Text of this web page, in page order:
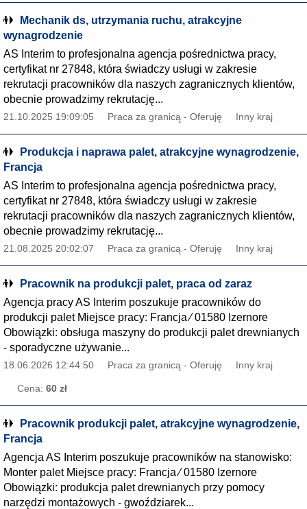
Mechanik ds, utrzymania ruchu, atrakcyjne
wynagrodzenie
AS Interim to profesjonalna agencja pośrednictwa pracy,
certyfikat nr 27848, która świadczy usługi w zakresie
rekrutacji pracowników dla naszych zagranicznych klientów,
obecnie prowadzimy rekrutację...
21.10.2025 19:09:05 Praca za granicą - Oferuję Inny kraj
Produkcja i naprawa palet, atrakcyjne wynagrodzenie,
Francja
AS Interim to profesjonalna agencja pośrednictwa pracy,
certyfikat nr 27848, która świadczy usługi w zakresie
rekrutacji pracowników dla naszych zagranicznych klientów,
obecnie prowadzimy rekrutację...
21.08.2025 20:02:07 Praca za granicą - Oferuję Inny kraj
Pracownik na produkcji palet, praca od zaraz
Agencja pracy AS Interim poszukuje pracowników do
produkcji palet Miejsce pracy: Francja ∕ 01580 Izernore
Obowiązki: obsługa maszyny do produkcji palet drewnianych
- sporadyczne używanie...
18.06.2026 12:44:50 Praca za granicą - Oferuję Inny kraj
Cena: 60 zł
Pracownik produkcji palet, atrakcyjne wynagrodzenie,
Francja
Agencja AS Interim poszukuje pracowników na stanowisko:
Monter palet Miejsce pracy: Francja ∕ 01580 Izernore
Obowiązki: produkcja palet drewnianych przy pomocy
narzędzi montażowych - gwoździarek...